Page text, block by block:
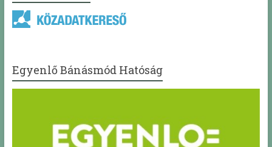
Egyenlő Bánásmód Hatóság